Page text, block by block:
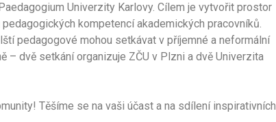
Univerzity Karlovy. Cílem je vytvořit prostor
kompetencí akademických pracovníků.
pedagogové mohou setkávat v příjemné a neformální
– dvě setkání organizuje ZČU v Plzni a dvě Univerzita
Těšíme se na vaši účast a na sdílení inspirativních